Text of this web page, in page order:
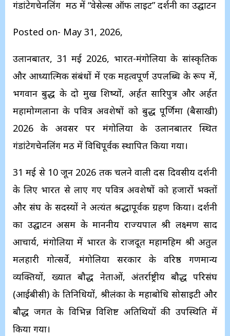
गंडांटेगचेनलिंग मठ में “वेसेल्स ऑफ लाइट” प्रदर्शनी का उद्घाटन
Posted on- May 31, 2026,
उलानबातर, 31 मई 2026, भारत-मंगोलिया के सांस्कृतिक
और आध्यात्मिक संबंधों में एक महत्वपूर्ण उपलब्धि के रूप में,
भगवान बुद्ध के दो प्रमुख शिष्यों, अर्हत सारिपुत्र और अर्हत
महामोग्गलाना के पवित्र अवशेषों को बुद्ध पूर्णिमा (बैसाखी)
2026 के अवसर पर मंगोलिया के उलानबातर स्थित
गंडांटेगचेनलिंग मठ में विधिपूर्वक स्थापित किया गया।
31 मई से 10 जून 2026 तक चलने वाली दस दिवसीय प्रदर्शनी
के लिए भारत से लाए गए पवित्र अवशेषों को हजारों भक्तों
और संघ के सदस्यों ने अत्यंत श्रद्धापूर्वक ग्रहण किया। प्रदर्शनी
का उद्घाटन असम के माननीय राज्यपाल श्री लक्ष्मण प्रसाद
आचार्य, मंगोलिया में भारत के राजदूत महामहिम श्री अतुल
मलहारी गोत्सर्वे, मंगोलिया सरकार के वरिष्ठ गणमान्य
व्यक्तियों, प्रख्यात बौद्ध नेताओं, अंतर्राष्ट्रीय बौद्ध परिसंघ
(आईबीसी) के प्रतिनिधियों, श्रीलंका के महाबोधि सोसाइटी और
बौद्ध जगत के विभिन्न विशिष्ट अतिथियों की उपस्थिति में
किया गया।